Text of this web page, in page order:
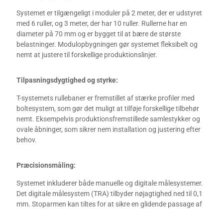
Systemet er tilgængeligt i moduler på 2 meter, der er udstyret
med 6 ruller, og 3 meter, der har 10 ruller. Rullerne har en
diameter på 70 mm og er bygget til at bære de største
belastninger. Modulopbygningen gør systemet fleksibelt og
nemt at justere til forskellige produktionslinjer.
Tilpasningsdygtighed og styrke:
T-systemets rullebaner er fremstillet af stærke profiler med
boltesystem, som gør det muligt at tilføje forskellige tilbehør
nemt. Eksempelvis produktionsfremstillede samlestykker og
ovale åbninger, som sikrer nem installation og justering efter
behov.
Præcisionsmåling:
Systemet inkluderer både manuelle og digitale målesystemer.
Det digitale målesystem (TRA) tilbyder nøjagtighed ned til 0,1
mm. Stoparmen kan tiltes for at sikre en glidende passage af